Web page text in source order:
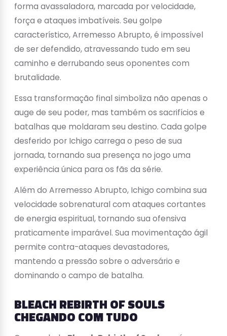
forma avassaladora, marcada por velocidade,
força e ataques imbatíveis. Seu golpe
característico, Arremesso Abrupto, é impossível
de ser defendido, atravessando tudo em seu
caminho e derrubando seus oponentes com
brutalidade.
Essa transformação final simboliza não apenas o
auge de seu poder, mas também os sacrifícios e
batalhas que moldaram seu destino. Cada golpe
desferido por Ichigo carrega o peso de sua
jornada, tornando sua presença no jogo uma
experiência única para os fãs da série.
Além do Arremesso Abrupto, Ichigo combina sua
velocidade sobrenatural com ataques cortantes
de energia espiritual, tornando sua ofensiva
praticamente imparável. Sua movimentação ágil
permite contra-ataques devastadores,
mantendo a pressão sobre o adversário e
dominando o campo de batalha.
BLEACH REBIRTH OF SOULS
CHEGANDO COM TUDO